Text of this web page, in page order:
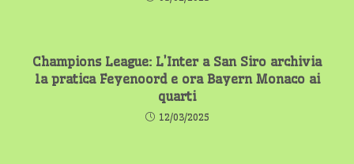
Champions League: L’Inter a San Siro archivia
la pratica Feyenoord e ora Bayern Monaco ai
quarti
12/03/2025